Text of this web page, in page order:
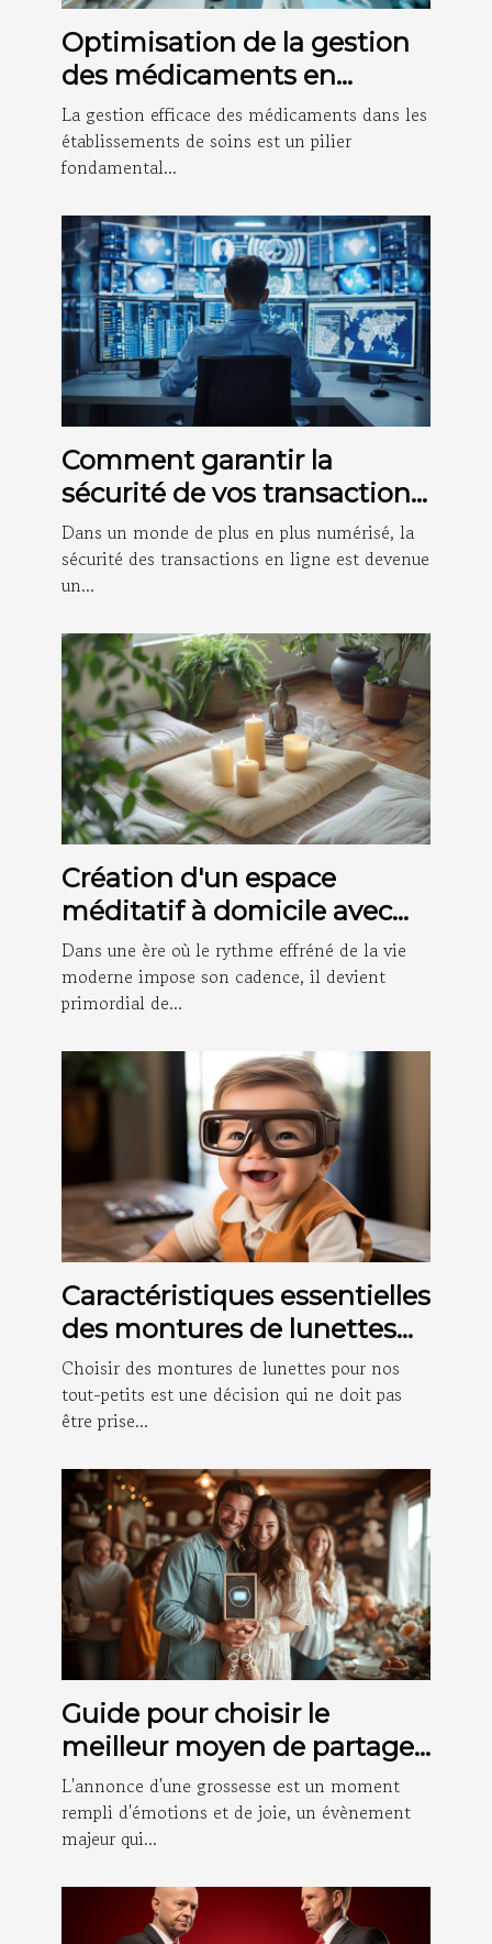
Optimisation de la gestion
des médicaments en
structures de soins
La gestion efficace des médicaments dans les
établissements de soins est un pilier
fondamental...
Comment garantir la
sécurité de vos transactions
en ligne
Dans un monde de plus en plus numérisé, la
sécurité des transactions en ligne est devenue
un...
Création d'un espace
méditatif à domicile avec
des objets décoratifs
Dans une ère où le rythme effréné de la vie
moderne impose son cadence, il devient
primordial de...
Caractéristiques essentielles
des montures de lunettes
pour assurer le confort des
bébés
Choisir des montures de lunettes pour nos
tout-petits est une décision qui ne doit pas
être prise...
Guide pour choisir le
meilleur moyen de partager
les nouvelles de votre
grossesse avec votre famille
et vos amis
L'annonce d'une grossesse est un moment
rempli d'émotions et de joie, un évènement
majeur qui...